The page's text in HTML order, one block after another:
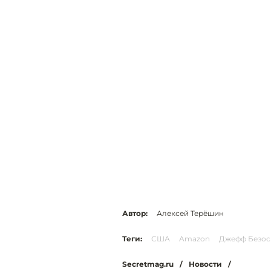
Автор: Алексей Терёшин
Теги: США Amazon Джефф Безос
Secretmag.ru / Новости
/